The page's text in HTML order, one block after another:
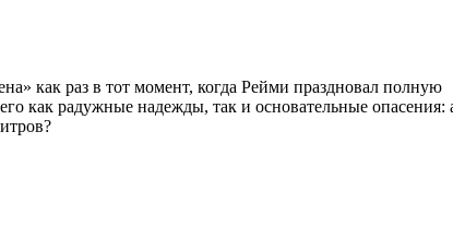
как раз в тот момент, когда Рейми праздновал полную
как радужные надежды, так и основательные опасения: